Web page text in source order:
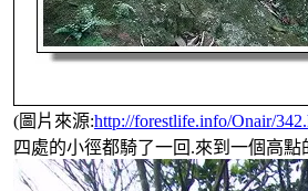
(圖片來源:http://forestlife.info/Onair/
四處的小徑都騎了一回.來到一個高點